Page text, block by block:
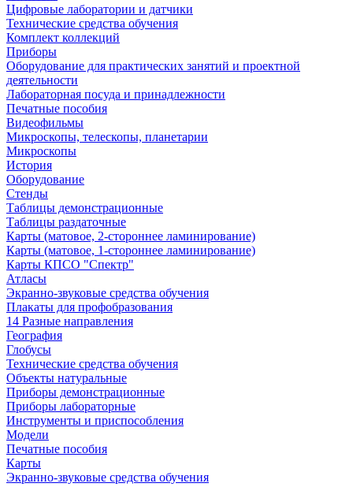
Цифровые лаборатории и датчики
Технические средства обучения
Комплект коллекций
Приборы
Оборудование для практических занятий и проектной
деятельности
Лабораторная посуда и принадлежности
Печатные пособия
Видеофильмы
Микроскопы, телескопы, планетарии
Микроскопы
История
Оборудование
Стенды
Таблицы демонстрационные
Таблицы раздаточные
Карты (матовое, 2-стороннее ламинирование)
Карты (матовое, 1-стороннее ламинирование)
Карты КПСО "Спектр"
Атласы
Экранно-звуковые средства обучения
Плакаты для профобразования
14 Разные направления
География
Глобусы
Технические средства обучения
Объекты натуральные
Приборы демонстрационные
Приборы лабораторные
Инструменты и приспособления
Модели
Печатные пособия
Карты
Экранно-звуковые средства обучения